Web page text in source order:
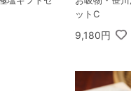
ットC
9,180円